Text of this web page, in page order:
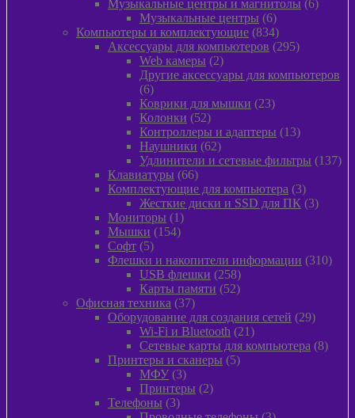
товаров
Музыкальные центры и магнитолы 66
Музыкальные центры 66
товаров
Компьютеры и комплектующие 834834
товара
Аксессуары для компьютеров 295295
Web камеры 22
товара
Другие аксессуары для компьютеров
66
товаров
Коврики для мышки 2323
Колонки 5252
товара
Контроллеры и адаптеры 1313
Наушники 6262
товара
Удлинители и сетевые фильтры 137137
Клавиатуры 6666
товаров
Комплектующие для компьютера 33
товара
Жесткие диски и SSD для ПК 33
Мониторы 11
товар
Мышки 154154
Софт 55
товаров
Флешки и накопители информации 310310
USB флешки 258258
товаров
Карты памяти 5252
Офисная техника 3737
товаров
Оборудование для создания сетей 2929
Wi-Fi и Bluetooth 2121
товар
Сетевые карты для компьютера 88
Принтеры и сканеры 55
МФУ 33
товара
Принтеры 22
Телефоны 33